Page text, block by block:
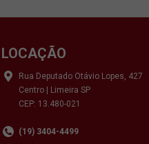
LOCAÇÃO
Rua Deputado Otávio Lopes, 427
Centro | Limeira SP
CEP: 13.480-021
(19) 3404-4499